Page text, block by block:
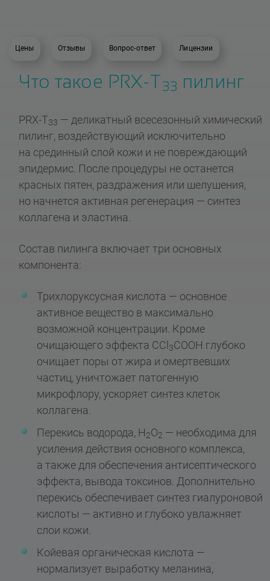
Цены Отзывы Вопрос-ответ Лицензии
Что такое PRX-T33 пилинг
PRX-T33 — деликатный всесезонный химический
пилинг, воздействующий исключительно
на срединный слой кожи и не повреждающий
эпидермис. После процедуры не останется
красных пятен, раздражения или шелушения,
но начнется активная регенерация — синтез
коллагена и эластина.
Состав пилинга включает три основных
компонента:
Трихлоруксусная кислота — основное
активное вещество в максимально
возможной концентрации. Кроме
очищающего эффекта CCl3COOH глубоко
очищает поры от жира и омертвевших
частиц, уничтожает патогенную
микрофлору, ускоряет синтез клеток
коллагена.
Перекись водорода, H2O2 — необходима для
усиления действия основного комплекса,
а также для обеспечения антисептического
эффекта, вывода токсинов. Дополнительно
перекись обеспечивает синтез гиалуроновой
кислоты — активно и глубоко увлажняет
слои кожи.
Койевая органическая кислота —
нормализует выработку меланина,